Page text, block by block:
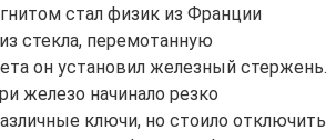
стал физик из Франции
стекла, перемотанную
он установил железный стержень.
железо начинало резко
ключи, но стоило отключить